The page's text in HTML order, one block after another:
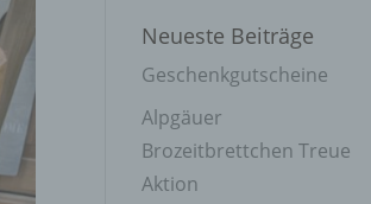
Neueste Beiträge
Geschenkgutscheine
Alpgäuer
Brozeitbrettchen Treue
Aktion